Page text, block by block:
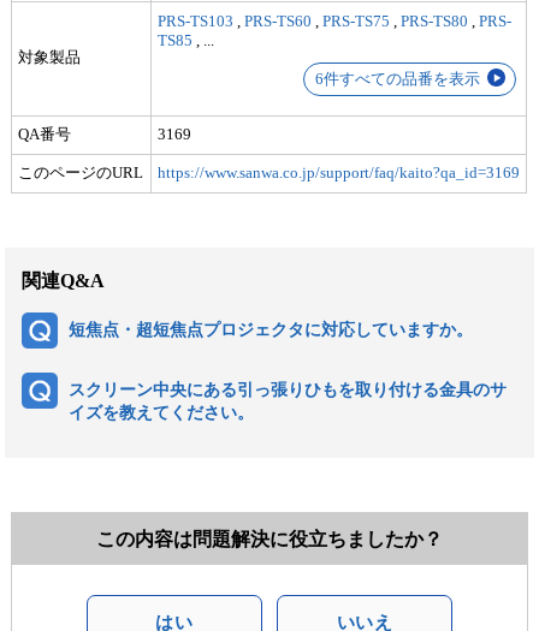
対象製品
PRS-TS103 ,PRS-TS60 ,PRS-TS75 ,PRS-TS80 ,PRS-
TS85
6件すべての品番を表示
QA番号 3169
このページのURL https://www.sanwa.co.jp/support/faq/kaito?qa_id=3169
関連Q&A
短焦点・超短焦点プロジェクタに対応していますか。
スクリーン中央にある引っ張りひもを取り付ける金具のサ
イズを教えてください。
この内容は問題解決に役立ちましたか？
はい いいえ